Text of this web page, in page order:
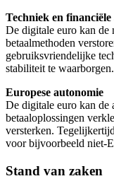
Techniek en
De digitale euro kan de
betaalmethoden
gebruiksvriendelijke
stabiliteit te waarborgen.
Europese autonomie
De digitale euro kan de
betaaloplossingen
versterken.
voor bijvoorbeeld niet-
Stand van zaken